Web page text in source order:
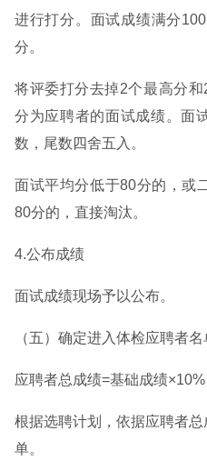
进行打分。面试成绩满分
分。
将评委打分去掉2个最高分
分为应聘者的面试成绩。面
数，尾数四舍五入。
面试平均分低于80分的，或
80分的，直接淘汰。
4.公布成绩
面试成绩现场予以公布。
（五）确定进入体检应聘者
应聘者总成绩=基础成绩
根据选聘计划，依据应聘者
单。